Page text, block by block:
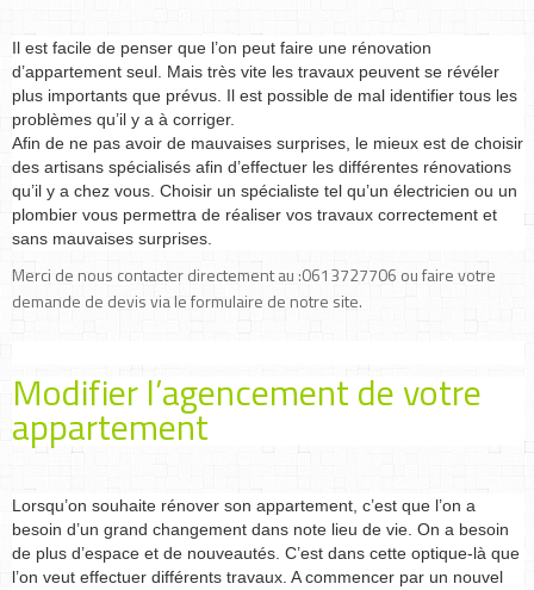
Il est facile de penser que l’on peut faire une rénovation
d’appartement seul. Mais très vite les travaux peuvent se révéler
plus importants que prévus. Il est possible de mal identifier tous les
problèmes qu’il y a à corriger.
Afin de ne pas avoir de mauvaises surprises, le mieux est de choisir
des artisans spécialisés afin d’effectuer les différentes rénovations
qu’il y a chez vous. Choisir un spécialiste tel qu’un électricien ou un
plombier vous permettra de réaliser vos travaux correctement et
sans mauvaises surprises.
Merci de nous contacter directement au :0613727706 ou faire votre
demande de devis via le formulaire de notre site.
Modifier l’agencement de votre
appartement
Lorsqu’on souhaite rénover son appartement, c’est que l’on a
besoin d’un grand changement dans note lieu de vie. On a besoin
de plus d’espace et de nouveautés. C’est dans cette optique-là que
l’on veut effectuer différents travaux. A commencer par un nouvel